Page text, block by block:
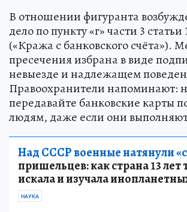
В отношении фигуранта
дело по пункту «г» части 3
(«Кража с банковского счёта»).
пресечения избрана в виде
невыезде и надлежащем
Правоохранители напоминают:
передавайте банковские карты
людям, даже если они выполняют
Над СССР военные натянули
пришельцев: как страна 13 лет
искала и изучала
НАУКА